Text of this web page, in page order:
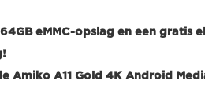
eMMC-opslag en een
Amiko A11 Gold 4K Android